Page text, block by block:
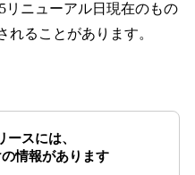
ニューアル日現在のもの
れることがあります。
ースには、
情報があります